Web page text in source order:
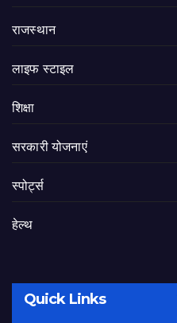
राजस्थान
लाइफ स्टाइल
शिक्षा
सरकारी योजनाएं
स्पोर्ट्स
हेल्थ
Quick Links